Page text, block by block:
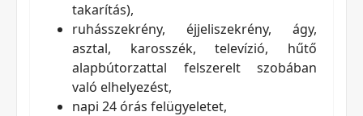
takarítás),
ruhásszekrény, éjjeliszekrény, ágy,
asztal, karosszék, televízió, hűtő
alapbútorzattal felszerelt szobában
való elhelyezést,
napi 24 órás felügyeletet,